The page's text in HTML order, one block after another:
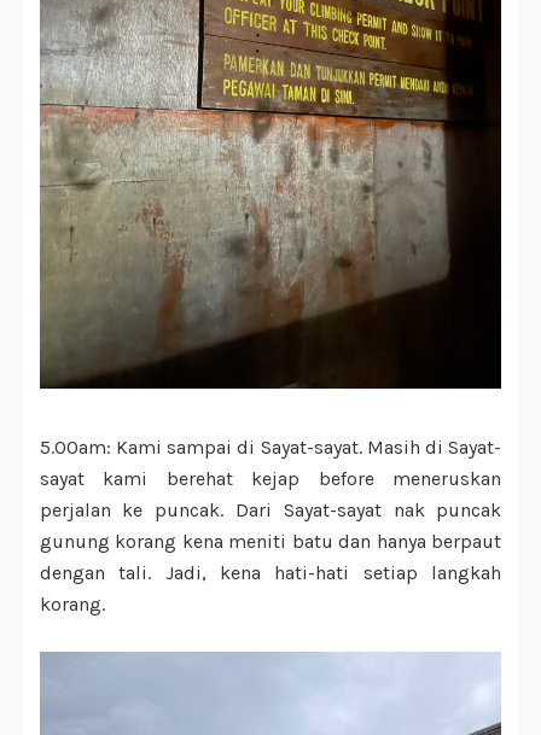
5.00am: Kami sampai di Sayat-sayat. Masih di Sayat-
sayat kami berehat kejap before meneruskan
perjalan ke puncak. Dari Sayat-sayat nak puncak
gunung korang kena meniti batu dan hanya berpaut
dengan tali. Jadi, kena hati-hati setiap langkah
korang.